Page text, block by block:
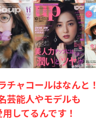
チャコールはなんと！
芸能人やモデルも
用してるんです！